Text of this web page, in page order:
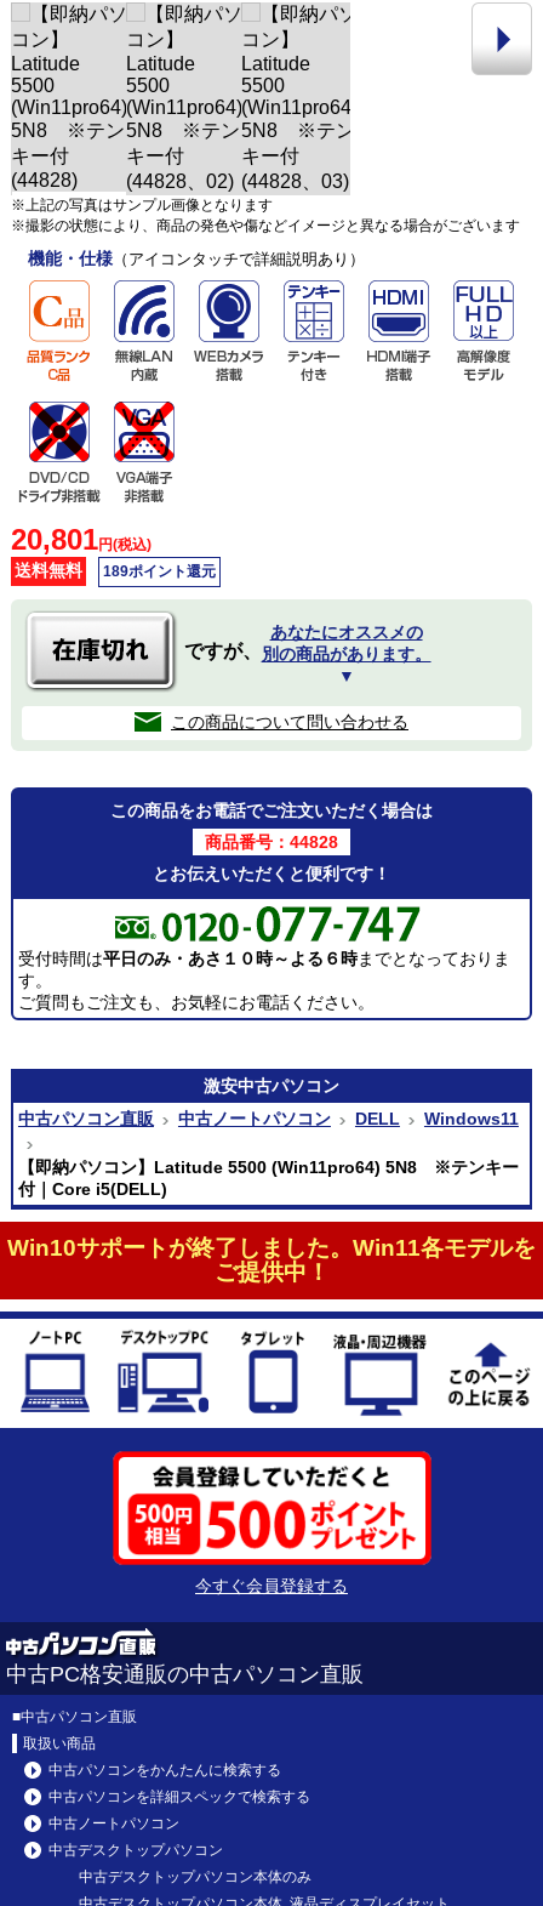
※上記の写真はサンプル画像となります
※撮影の状態により、商品の発色や傷などイメージと異なる場合がございます
機能・仕様（アイコンタッチで詳細説明あり）
20,801円(税込)
送料無料 189ポイント還元
ですが、
あなたにオススメの
別の商品があります。
▼
この商品について問い合わせる
この商品をお電話でご注文いただく場合は
商品番号：44828
とお伝えいただくと便利です！
受付時間は平日のみ・あさ１０時～よる６時までとなっておりま
す。
ご質問もご注文も、お気軽にお電話ください。
激安中古パソコン
中古パソコン直販
中古ノートパソコン DELL Windows11
【即納パソコン】Latitude 5500 (Win11pro64) 5N8 ※テンキー
付｜Core i5(DELL)
Win10サポートが終了しました。Win11各モデルを
ご提供中！
今すぐ会員登録する
中古PC格安通販の中古パソコン直販
■中古パソコン直販
取扱い商品
中古パソコンをかんたんに検索する
中古パソコンを詳細スペックで検索する
中古ノートパソコン
中古デスクトップパソコン
中古デスクトップパソコン本体のみ